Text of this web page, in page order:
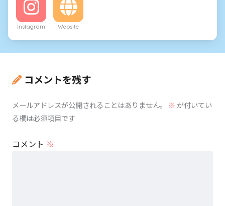
Instagram Website
コメントを残す
メールアドレスが公開されることはありません。 ※が付いてい
る欄は必須項目です
コメント ※